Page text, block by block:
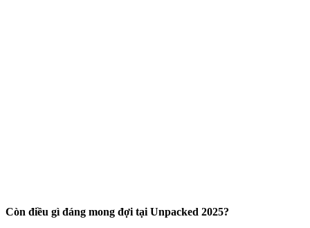
Còn điều gì đáng mong đợi tại Unpacked 2025?